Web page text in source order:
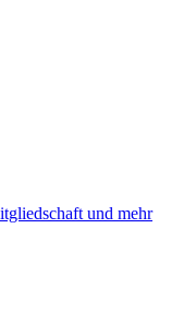
und mehr